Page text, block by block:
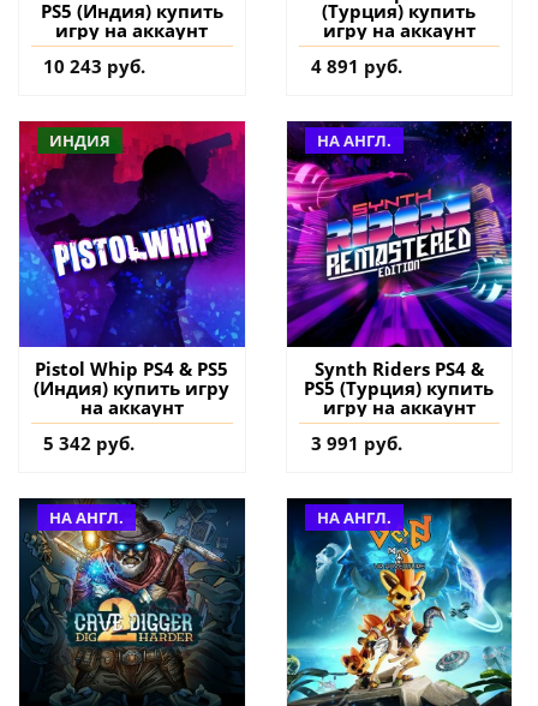
PS5 (Индия) купить
игру на аккаунт
10 243 руб.
(Турция) купить
игру на аккаунт
4 891 руб.
ИНДИЯ
Pistol Whip PS4 & PS5
(Индия) купить игру
на аккаунт
5 342 руб.
НА АНГЛ.
Synth Riders PS4 &
PS5 (Турция) купить
игру на аккаунт
3 991 руб.
НА АНГЛ. НА АНГЛ.